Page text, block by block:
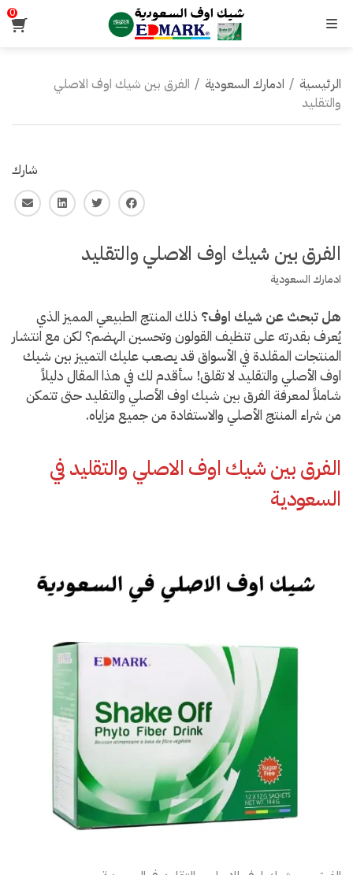
القائمة
0
الرئيسية / ادمارك السعودية / الفرق بين شيك اوف الاصلي
والتقليد
شارك
فايس بوك
تويتر لينكـد انالبريد
الفرق بين شيك اوف الاصلي والتقليد
ادمارك السعودية
هل تبحث عن شيك اوف؟ ذلك المنتج الطبيعي المميز الذي
يُعرف بقدرته على تنظيف القولون وتحسين الهضم؟ لكن مع انتشار
المنتجات المقلدة في الأسواق قد يصعب عليك التمييز بين شيك
اوف الأصلي والتقليد لا تقلق! سأقدم لك في هذا المقال دليلاً
شاملاً لمعرفة الفرق بين شيك اوف الأصلي والتقليد حتى تتمكن
من شراء المنتج الأصلي والاستفادة من جميع مزاياه.
الفرق بين شيك اوف الاصلي والتقليد في
السعودية